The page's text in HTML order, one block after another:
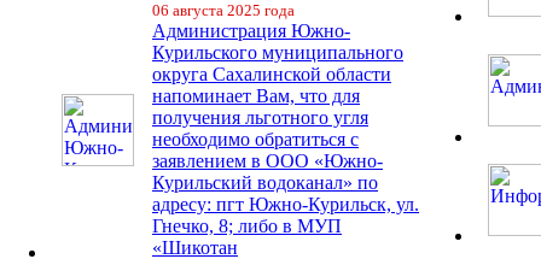
06 августа 2025 года
Администрация Южно-
Курильского муниципального
округа Сахалинской области
напоминает Вам, что для
получения льготного угля
необходимо обратиться с
заявлением в ООО «Южно-
Курильский водоканал» по
адресу: пгт Южно-Курильск, ул.
Гнечко, 8; либо в МУП
«Шикотан